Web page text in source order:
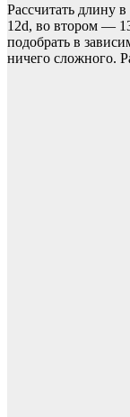
Рассчитать длину
12d, во втором —
подобрать в
ничего сложного.